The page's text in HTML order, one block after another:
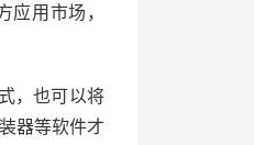
用市场，
，也可以将
器等软件才